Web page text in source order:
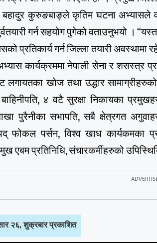
कुरुङबाङ्ले कृतिम घटना
गर्न सहयोग पुगेको वताउनुभयो ।
प्रतिकार्य गर्न जिल्ला तयारी
कार्यक्रममा नेपाली सेना र शसस्त्र
खोज तथा उद्धार
४ वटै सुरक्षा निकायका
पुरैनीका सभापति, सबै क्षेत्रगत
फोकल पर्सन, विश्व खाध कार्यकमका
एबम प्रतिनिधि, संचारकर्मीहरुको
२६, शुक्रबार प्रकाशित